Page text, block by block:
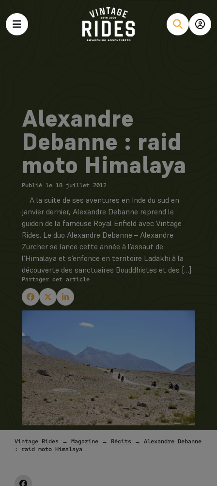
Alexandre
Debanne : raid
moto Himalaya
Publié le 18 juillet 2012
A la suite de ses aventures en Inde du sud en
janvier dernier, Alexandre Debanne reprend le
guidon de la fameuse Royal Enfield avec Vintage
Rides. Le duo Alexandre Debanne – Alexandre
Zurcher se lance cette année à l’assaut de
l’Himalaya et s’enfonce en territoire Ladakhi à la
découverte des sanctuaires Bouddhistes et des […]
Partager cet article
Vintage Rides → Magazine → Récits → Alexandre Debanne
: raid moto Himalaya